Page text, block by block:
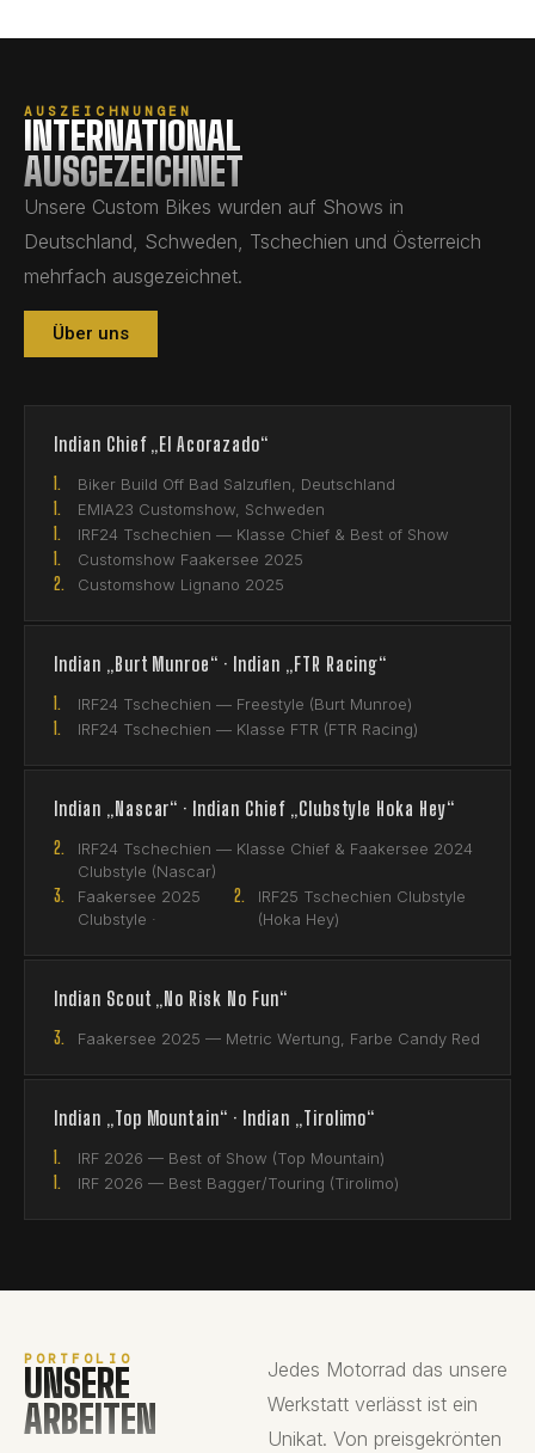
AUSZEICHNUNGEN
INTERNATIONAL
AUSGEZEICHNET
Unsere Custom Bikes wurden auf Shows in
Deutschland, Schweden, Tschechien und Österreich
mehrfach ausgezeichnet.
Über uns
Indian Chief „El Acorazado“
1. Biker Build Off Bad Salzuflen, Deutschland
1. EMIA23 Customshow, Schweden
1. IRF24 Tschechien — Klasse Chief & Best of Show
1. Customshow Faakersee 2025
2. Customshow Lignano 2025
Indian „Burt Munroe“ · Indian „FTR Racing“
1. IRF24 Tschechien — Freestyle (Burt Munroe)
1. IRF24 Tschechien — Klasse FTR (FTR Racing)
Indian „Nascar“ · Indian Chief „Clubstyle Hoka Hey“
2.
IRF24 Tschechien — Klasse Chief & Faakersee 2024
Clubstyle (Nascar)
3.
Faakersee 2025
Clubstyle ·
2.
IRF25 Tschechien Clubstyle
(Hoka Hey)
Indian Scout „No Risk No Fun“
3. Faakersee 2025 — Metric Wertung, Farbe Candy Red
Indian „Top Mountain“ · Indian „Tirolimo“
1. IRF 2026 — Best of Show (Top Mountain)
1. IRF 2026 — Best Bagger/Touring (Tirolimo)
PORTFOLIO
UNSERE
ARBEITEN
Jedes Motorrad das unsere
Werkstatt verlässt ist ein
Unikat. Von preisgekrönten